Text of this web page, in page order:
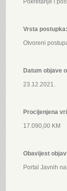
Pokretanje i
Vrsta postupka:
Otvoreni
Datum objave
23.12.2021.
Procijenjena
17.090,00 KM
Obavijest
Portal Javnih